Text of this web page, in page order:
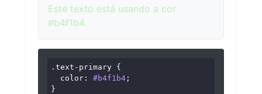
Este texto está usando a cor
#b4f1b4.
.text-primary {
color : #b4f1b4 ;
}